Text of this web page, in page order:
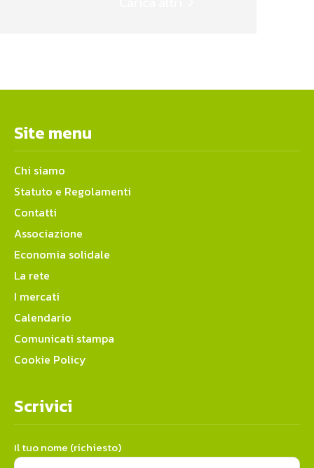
Site menu
Chi siamo
Statuto e Regolamenti
Contatti
Associazione
Economia solidale
La rete
I mercati
Calendario
Comunicati stampa
Cookie Policy
Scrivici
Il tuo nome (richiesto)